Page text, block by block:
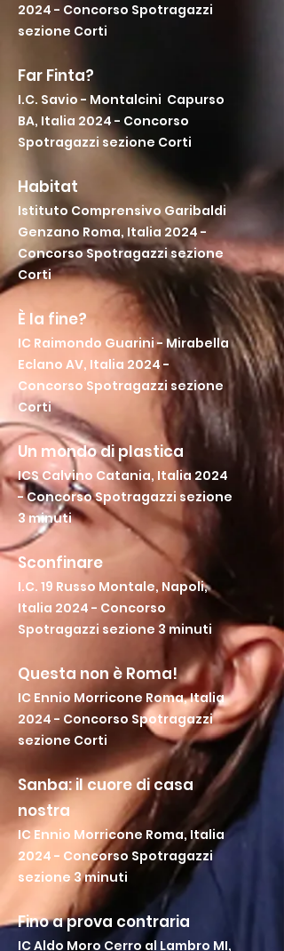
2024 - Concorso Spotragazzi
sezione Corti
Far Finta?
I.C. Savio - Montalcini Capurso
BA, Italia 2024 - Concorso
Spotragazzi sezione Corti
Habitat
Istituto Comprensivo Garibaldi
Genzano Roma, Italia 2024 -
Concorso Spotragazzi sezione
Corti
È la fine?
IC Raimondo Guarini - Mirabella
Eclano AV, Italia 2024 -
Concorso Spotragazzi sezione
Corti
Un mondo di plastica
ICS Calvino Catania, Italia 2024
- Concorso Spotragazzi sezione
3 minuti
Sconfinare
I.C. 19 Russo Montale, Napoli,
Italia 2024 - Concorso
Spotragazzi sezione 3 minuti
Questa non è Roma!
IC Ennio Morricone Roma, Italia
2024 - Concorso Spotragazzi
sezione Corti
Sanba: il cuore di casa
nostra
IC Ennio Morricone Roma, Italia
2024 - Concorso Spotragazzi
sezione 3 minuti
Fino a prova contraria
IC Aldo Moro Cerro al Lambro MI,